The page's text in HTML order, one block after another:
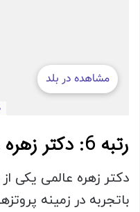
رتبه 6: دکتر زهره عالمی
دکتر زهره عالمی یکی
باتجربه در زمینه